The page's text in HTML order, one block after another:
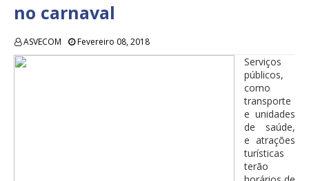
no carnaval
ASVECOM Fevereiro 08, 2018
Serviços
públicos,
como
transporte
e unidades
de saúde,
e atrações
turísticas
terão